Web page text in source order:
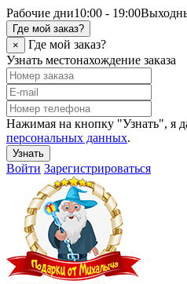
Рабочие дни10:00 - 19:00
Где мой заказ?
×
Где мой заказ?
Узнать местонахождение заказа
Нажимая на кнопку "Узнать", я
персональных данных.
Узнать
Войти Зарегистрироваться